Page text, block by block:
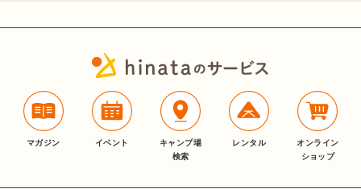
マガジン イベント
キャンプ場
検索
レンタル
オンライン
ショップ